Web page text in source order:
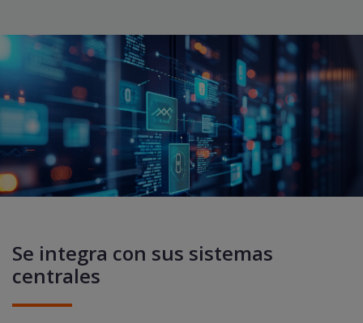
Se integra con sus sistemas
centrales